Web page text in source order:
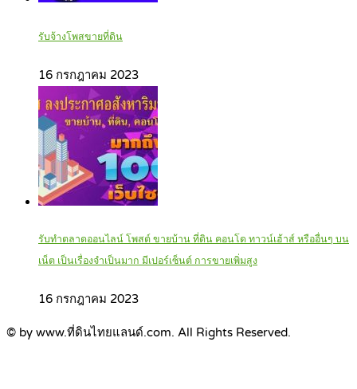
รับจ้างโพสขายที่ดิน
16 กรกฎาคม 2023
รับทำตลาดออนไลน์ โพสต์ ขายบ้าน ที่ดิน คอนโด ทาวน์เฮ้าส์ หรืออื่นๆ บน
เน็ต เป็นเรื่องจำเป็นมาก มีเปอร์เซ็นต์ การขายเพิ่มสูง
16 กรกฎาคม 2023
© by www.ที่ดินไทยแลนด์.com. All Rights Reserved.